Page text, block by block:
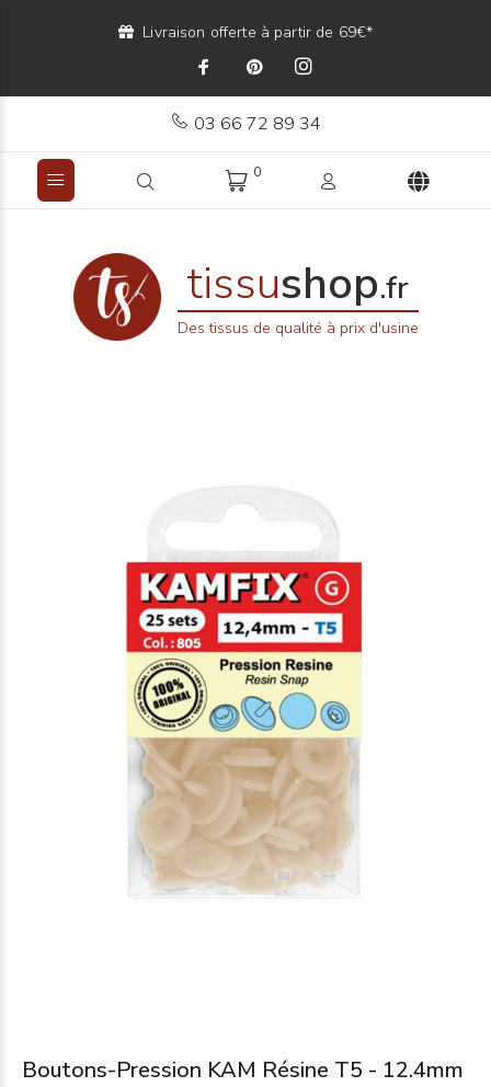
Livraison offerte à partir de 69€*
03 66 72 89 34
0
tissushop.fr
Des tissus de qualité à prix d'usine
Boutons-Pression KAM Résine T5 - 12.4mm